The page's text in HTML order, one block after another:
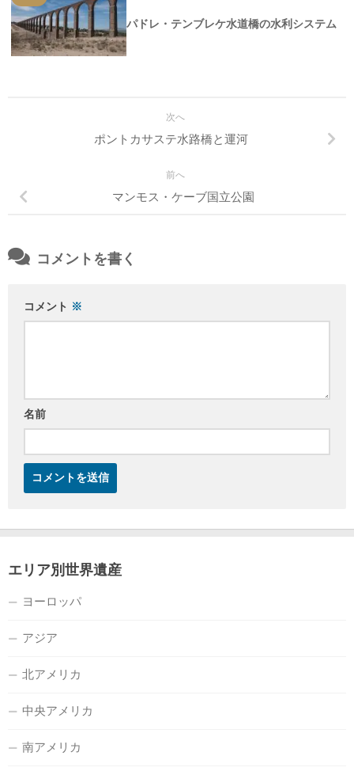
パドレ・テンブレケ水道橋の水利システム
次へ
ポントカサステ水路橋と運河
前へ
マンモス・ケーブ国立公園
コメントを書く
コメント ※
名前
エリア別世界遺産
ヨーロッパ
アジア
北アメリカ
中央アメリカ
南アメリカ